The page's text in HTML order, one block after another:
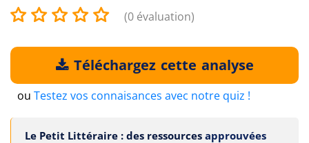
(0 évaluation)
Téléchargez cette analyse
ou Testez vos connaisances avec notre quiz !
Le Petit Littéraire : des ressources approuvées